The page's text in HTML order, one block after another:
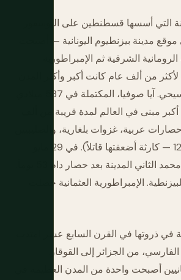
التي أسسها قسطنطين على البوسفور
على موقع مدينة بيزنطيوم اليونانية — أصبحت
الشرقية ثم الإمبراطورية
لأكثر من ألف عام كانت أكبر وأكثر المدن
مبنى في العالم لمدة قريبة من ألف
عربية، غزوات بلغارية، والصليبيين
الإمبراطورية العثمانية حصلت
في ذروتها في القرن السابع عشر امتدت
من الجزائر إلى القوقاز.
أصبحت واحدة من المدن العظيمة في